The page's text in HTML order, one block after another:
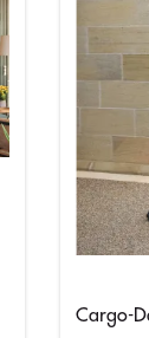
Cargo-